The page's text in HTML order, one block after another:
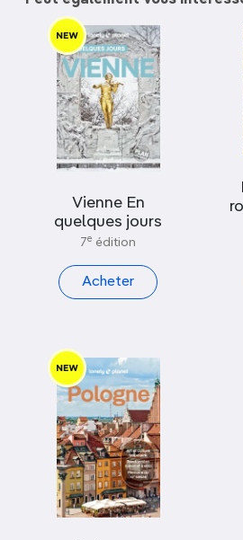
Vienne En
quelques jours
7e édition
Acheter